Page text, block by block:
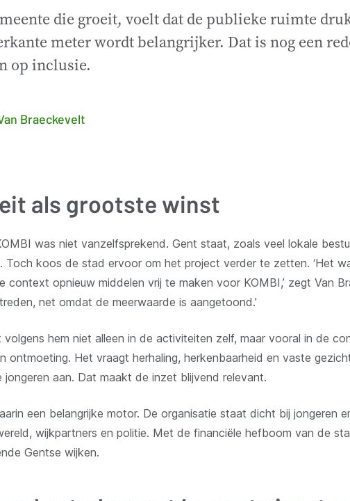
die groeit, voelt dat de publieke ruimte
meter wordt belangrijker. Dat is nog een
op inclusie.
Braeckevelt
als grootste winst
was niet vanzelfsprekend. Gent staat, zoals veel lokale
Toch koos de stad ervoor om het project verder te zetten. ‘Het
context opnieuw middelen vrij te maken voor KOMBI,’ zegt Van
net omdat de meerwaarde is aangetoond.’
volgens hem niet alleen in de activiteiten zelf, maar vooral in de
ontmoeting. Het vraagt herhaling, herkenbaarheid en vaste
jongeren aan. Dat maakt de inzet blijvend relevant.
een belangrijke motor. De organisatie staat dicht bij jongeren
wijkpartners en politie. Met de financiële hefboom van de
Gentse wijken.